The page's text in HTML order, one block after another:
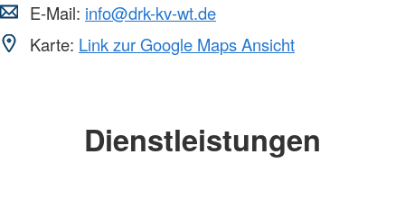
E-Mail: info@drk-kv-wt.de
Karte: Link zur Google Maps Ansicht
Dienstleistungen